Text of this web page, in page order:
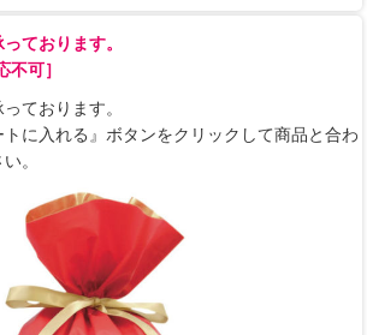
ております。
不可］
ております。
に入れる』ボタンをクリックして商品と合わ
。